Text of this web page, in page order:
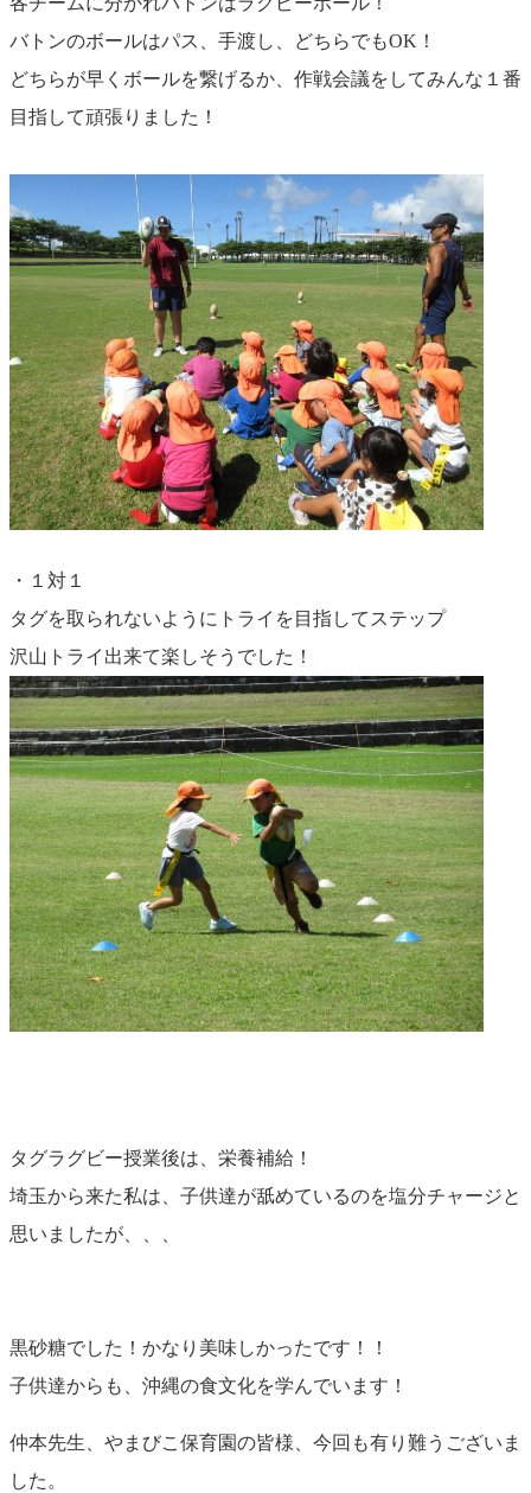
バトンのボールはパス、手渡し、どちらでもOK！
どちらが早くボールを繋げるか、作戦会議をしてみんな１番
目指して頑張りました！
・１対１
タグを取られないようにトライを目指してステップ
沢山トライ出来て楽しそうでした！
タグラグビー授業後は、栄養補給！
埼玉から来た私は、子供達が舐めているのを塩分チャージと
思いましたが、、、
黒砂糖でした！かなり美味しかったです！！
子供達からも、沖縄の食文化を学んでいます！
仲本先生、やまびこ保育園の皆様、今回も有り難うございま
した。